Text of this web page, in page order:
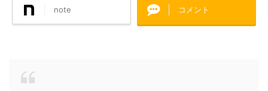
note コメント